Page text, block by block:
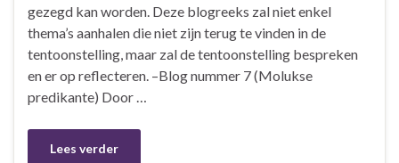
gezegd kan worden. Deze blogreeks zal niet enkel
thema’s aanhalen die niet zijn terug te vinden in de
tentoonstelling, maar zal de tentoonstelling bespreken
en er op reflecteren. –Blog nummer 7 (Molukse
predikante) Door …
Lees verder